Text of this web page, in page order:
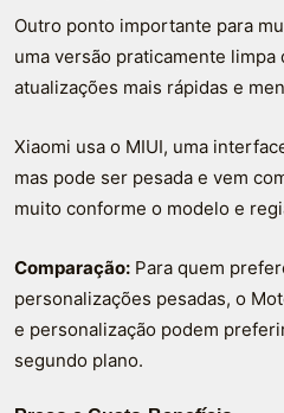
Outro ponto importante para
uma versão praticamente
atualizações mais rápidas e
Xiaomi usa o MIUI, uma
mas pode ser pesada e vem
muito conforme o modelo e
Comparação: Para quem
personalizações pesadas, o
e personalização podem
segundo plano.